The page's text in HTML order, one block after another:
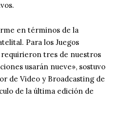
en términos de la
Para los Juegos
requirieron tres de nuestros
usarán nueve», sostuvo
de Video y Broadcasting de
de la última edición de